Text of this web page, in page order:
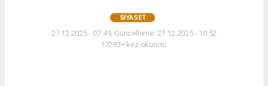
SIYASET
27.12.2025 - 07:49, Güncelleme: 27.12.2025 - 10:52
17293+ kez okundu.